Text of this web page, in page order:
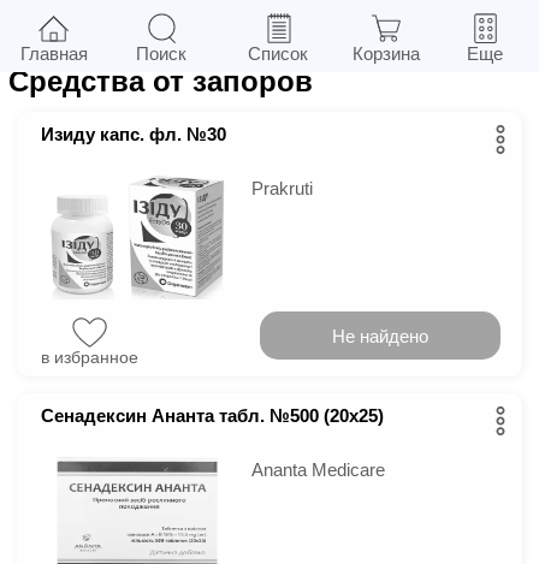
Фильтры в г.Киев
Средства от запоров
Изиду капс. фл. №30
Prakruti
в избранное
Не найдено
Сенадексин Ананта табл. №500 (20х25)
Ananta Medicare
Главная Поиск Список Корзина Еще